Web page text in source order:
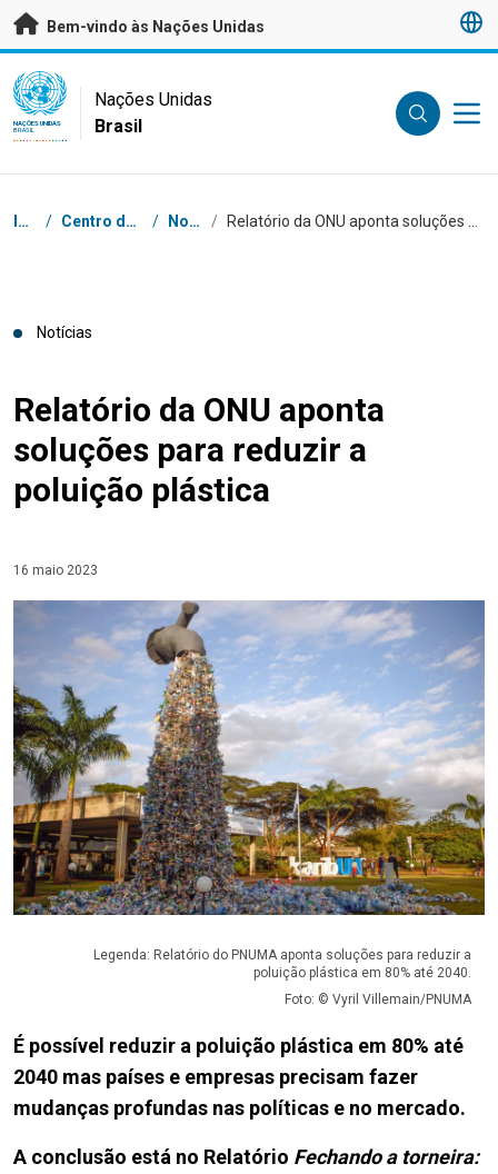
Saltar para conteúdo principal
Bem-vindo às Nações Unidas
UN Logo
NAÇÕES UNIDAS
BRASIL
Nações Unidas
Brasil
Navegação
Início / Centro de Imprensa / Notícias /
Notícias
Relatório da ONU aponta
soluções para reduzir a
poluição plástica
16 maio 2023
Legenda: Relatório do PNUMA aponta soluções para reduzir a
poluição plástica em 80% até 2040.
Foto: © Vyril Villemain/PNUMA
É possível reduzir a poluição plástica em 80% até
2040 mas países e empresas precisam fazer
mudanças profundas nas políticas e no mercado.
A conclusão está no Relatório Fechando a torneira: